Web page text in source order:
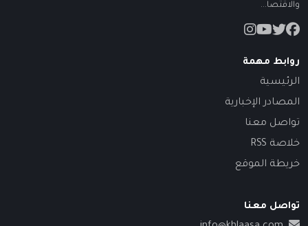
والاقتصا...
روابط مهمة
الرئيسية
المصادر الإخبارية
تواصل معنا
خلاصة RSS
خريطة الموقع
تواصل معنا